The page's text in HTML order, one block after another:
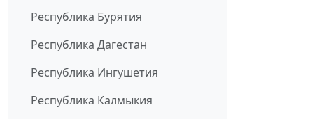
Республика Бурятия
Республика Дагестан
Республика Ингушетия
Республика Калмыкия